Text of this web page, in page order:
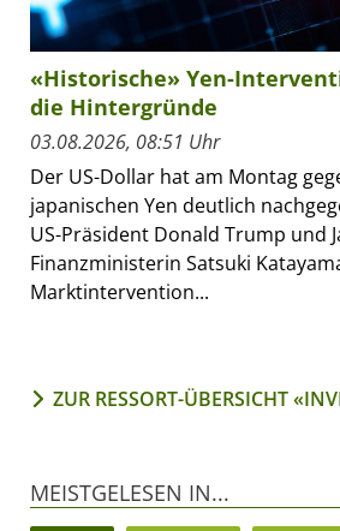
«Historische» Yen-
die Hintergründe
03.08.2026, 08:51 Uhr
Der US-Dollar hat am Montag
japanischen Yen deutlich
US-Präsident Donald Trump und
Finanzministerin Satsuki
Marktintervention...
ZUR RESSORT-ÜBERSICHT
MEISTGELESEN IN...